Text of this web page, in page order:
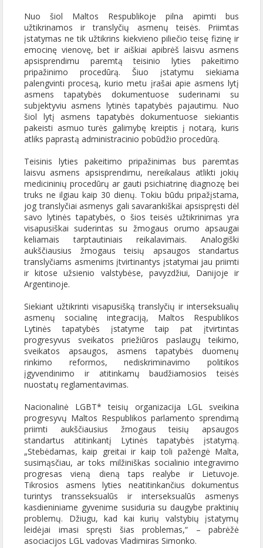
Nuo šiol Maltos Respublikoje pilna apimti bus
užtikrinamos ir translyčių asmenų teisės. Priimtas
įstatymas ne tik užtikrins kiekvieno piliečio teisę fizinę ir
emocinę vienovę, bet ir aiškiai apibrėš laisvu asmens
apsisprendimu paremtą teisinio lyties pakeitimo
pripažinimo procedūrą. Šiuo įstatymu siekiama
palengvinti procesą, kurio metu įrašai apie asmens lytį
asmens tapatybės dokumentuose suderinami su
subjektyviu asmens lytinės tapatybės pajautimu. Nuo
šiol lytį asmens tapatybės dokumentuose siekiantis
pakeisti asmuo turės galimybę kreiptis į notarą, kuris
atliks paprastą administracinio pobūdžio procedūrą.
Teisinis lyties pakeitimo pripažinimas bus paremtas
laisvu asmens apsisprendimu, nereikalaus atlikti jokių
medicininių procedūrų ar gauti psichiatrinę diagnozę bei
truks ne ilgiau kaip 30 dienų. Tokiu būdu pripažįstama,
jog translyčiai asmenys gali savarankiškai apsispręsti dėl
savo lytinės tapatybės, o šios teisės užtikrinimas yra
visapusiškai suderintas su žmogaus orumo apsaugai
keliamais tarptautiniais reikalavimais. Analogiški
aukščiausius žmogaus teisių apsaugos standartus
translyčiams asmenims įtvirtinantys įstatymai jau priimti
ir kitose užsienio valstybėse, pavyzdžiui, Danijoje ir
Argentinoje.
Siekiant užtikrinti visapusišką translyčių ir interseksualių
asmenų socialinę integraciją, Maltos Respublikos
Lytinės tapatybės įstatyme taip pat įtvirtintas
progresyvus sveikatos priežiūros paslaugų teikimo,
sveikatos apsaugos, asmens tapatybės duomenų
rinkimo reformos, nediskriminavimo politikos
įgyvendinimo ir atitinkamų baudžiamosios teisės
nuostatų reglamentavimas.
Nacionalinė LGBT* teisių organizacija LGL sveikina
progresyvų Maltos Respublikos parlamento sprendimą
priimti aukščiausius žmogaus teisių apsaugos
standartus atitinkantį Lytinės tapatybės įstatymą.
„Stebėdamas, kaip greitai ir kaip toli pažengė Malta,
susimąsčiau, ar toks milžiniškas socialinio integravimo
progresas vieną dieną taps realybe ir Lietuvoje.
Tikrosios asmens lyties neatitinkančius dokumentus
turintys transseksualūs ir interseksualūs asmenys
kasdieniniame gyvenime susiduria su daugybe praktinių
problemų. Džiugu, kad kai kurių valstybių įstatymų
leidėjai imasi spręsti šias problemas,“ – pabrėžė
asociacijos LGL vadovas Vladimiras Simonko.